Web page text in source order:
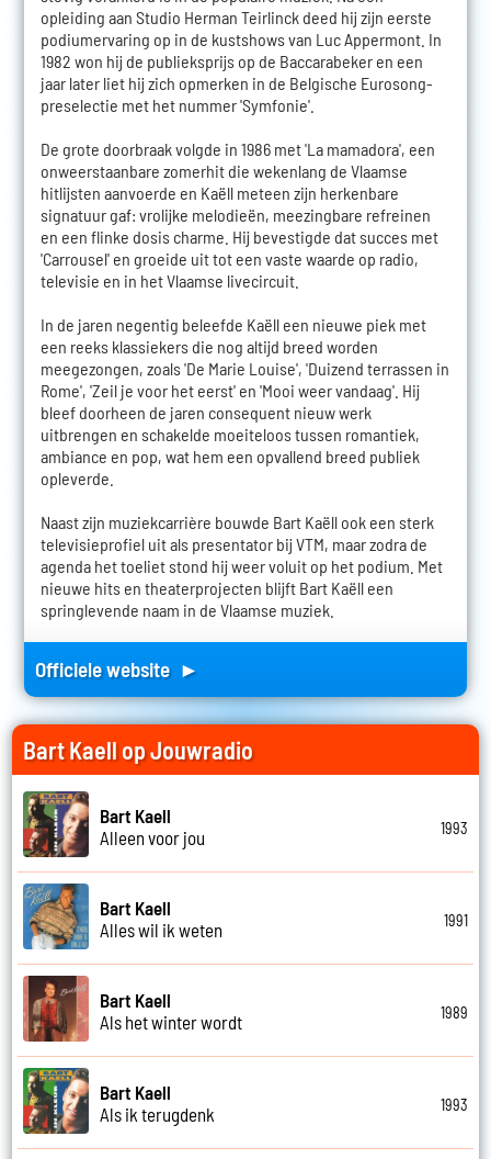
opleiding aan Studio Herman Teirlinck deed hij zijn eerste
podiumervaring op in de kustshows van Luc Appermont. In
1982 won hij de publieksprijs op de Baccarabeker en een
jaar later liet hij zich opmerken in de Belgische Eurosong-
preselectie met het nummer 'Symfonie'.
De grote doorbraak volgde in 1986 met 'La mamadora', een
onweerstaanbare zomerhit die wekenlang de Vlaamse
hitlijsten aanvoerde en Kaëll meteen zijn herkenbare
signatuur gaf: vrolijke melodieën, meezingbare refreinen
en een flinke dosis charme. Hij bevestigde dat succes met
'Carrousel' en groeide uit tot een vaste waarde op radio,
televisie en in het Vlaamse livecircuit.
In de jaren negentig beleefde Kaëll een nieuwe piek met
een reeks klassiekers die nog altijd breed worden
meegezongen, zoals 'De Marie Louise', 'Duizend terrassen in
Rome', 'Zeil je voor het eerst' en 'Mooi weer vandaag'. Hij
bleef doorheen de jaren consequent nieuw werk
uitbrengen en schakelde moeiteloos tussen romantiek,
ambiance en pop, wat hem een opvallend breed publiek
opleverde.
Naast zijn muziekcarrière bouwde Bart Kaëll ook een sterk
televisieprofiel uit als presentator bij VTM, maar zodra de
agenda het toeliet stond hij weer voluit op het podium. Met
nieuwe hits en theaterprojecten blijft Bart Kaëll een
springlevende naam in de Vlaamse muziek.
Officiele website ►
Bart Kaell op Jouwradio
Bart Kaell
Alleen voor jou
1993
Bart Kaell
Alles wil ik weten
1991
Bart Kaell
Als het winter wordt
1989
Bart Kaell
Als ik terugdenk
1993